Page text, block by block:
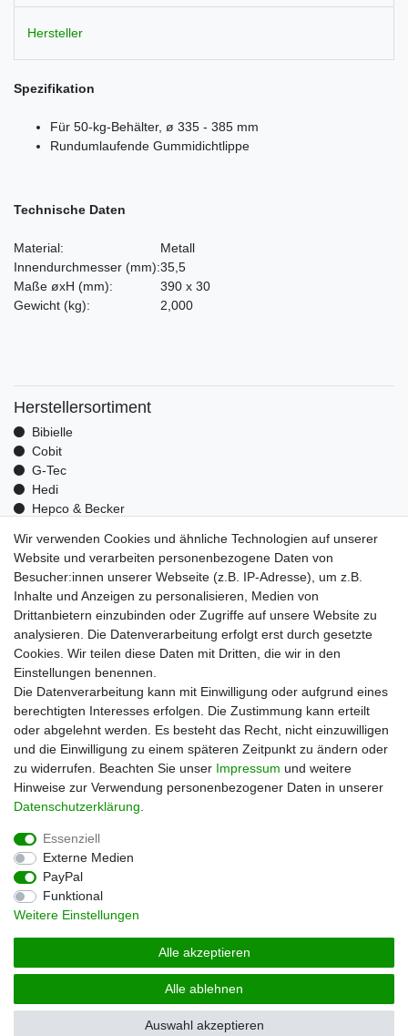
Hersteller
Spezifikation
Für 50-kg-Behälter, ø 335 - 385 mm
Rundumlaufende Gummidichtlippe
Technische Daten
Material:
Metall
Innendurchmesser (mm):35,5
Maße øxH (mm):
390 x 30
Gewicht (kg): 2,000
Herstellersortiment
Bibielle
Cobit
G-Tec
Hedi
Hepco & Becker
Optrel
Pressol
Telwin
Mehr über uns
Zahlungsarten
Versand
Kontakt
Unsere Kaufabwicklung ist durch SSL gesichert
Impressum
Widerrufs­recht Vertrag widerrufen
Wir verwenden Cookies und ähnliche Technologien auf unserer
Website und verarbeiten personenbezogene Daten von
Besucher:innen unserer Webseite (z.B. IP-Adresse), um z.B.
Inhalte und Anzeigen zu personalisieren, Medien von
Drittanbietern einzubinden oder Zugriffe auf unsere Website zu
analysieren. Die Datenverarbeitung erfolgt erst durch gesetzte
Cookies. Wir teilen diese Daten mit Dritten, die wir in den
Einstellungen benennen.
Die Datenverarbeitung kann mit Einwilligung oder aufgrund eines
berechtigten Interesses erfolgen. Die Zustimmung kann erteilt
oder abgelehnt werden. Es besteht das Recht, nicht einzuwilligen
und die Einwilligung zu einem späteren Zeitpunkt zu ändern oder
zu widerrufen. Beachten Sie unser Impressum und weitere
Hinweise zur Verwendung personenbezogener Daten in unserer
Daten­schutz­erklärung
Essenziell
Externe Medien
PayPal
Funktional
Weitere Einstellungen
Alle akzeptieren
Alle ablehnen
Auswahl akzeptieren